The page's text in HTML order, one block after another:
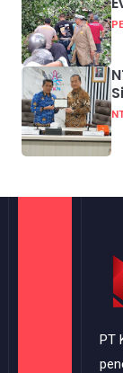
PT